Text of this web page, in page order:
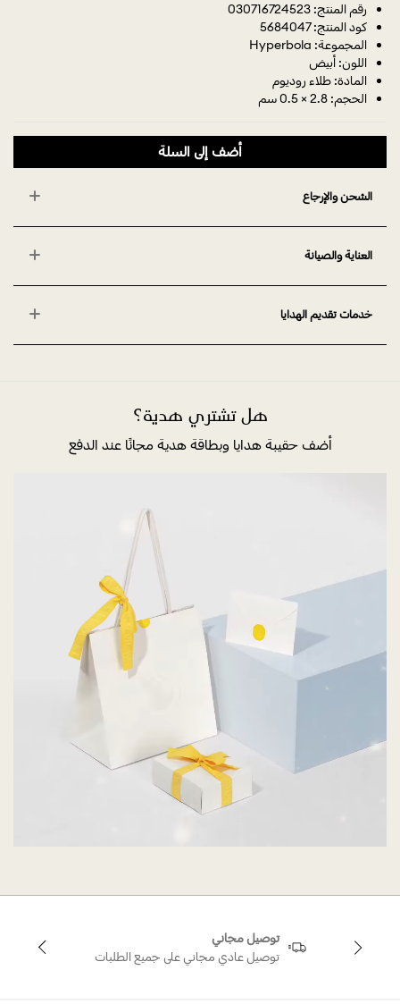
رقم المنتج: 030716724523
كود المنتج: 5684047
المجموعة: Hyperbola
اللون: أبيض
المادة: طلاء روديوم
الحجم: 2.8 × 0.5 سم
أضف إلى السلة
الشحن والإرجاع
العناية والصيانة
خدمات تقديم الهدايا
هل تشتري هدية؟
أضف حقيبة هدايا وبطاقة هدية مجانًا عند الدفع
توصيل مجاني
توصيل عادي مجاني على جميع الطلبات